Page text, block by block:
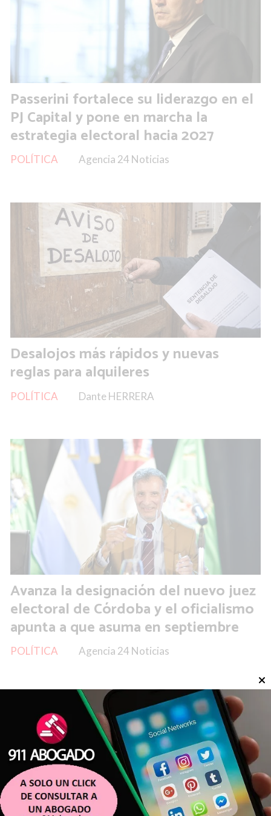
Passerini fortalece su liderazgo en el
PJ Capital y pone en marcha la
estrategia electoral hacia 2027
Agencia 24 Noticias
POLÍTICA
Desalojos más rápidos y nuevas
reglas para alquileres
Dante HERRERA
POLÍTICA
Avanza la designación del nuevo juez
electoral de Córdoba y el oficialismo
apunta a que asuma en septiembre
Agencia 24 Noticias
POLÍTICA